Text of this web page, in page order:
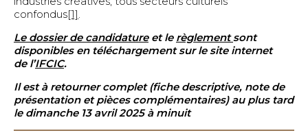
Séparateur
Entreprises culturelles (tous secteurs)
confondus[1]
Le dossier de candidatureet le règlementsont
disponibles en téléchargement sur le site internet
de l’IFCIC.
Il est à retourner complet (fiche descriptive, note de
présentation et pièces complémentaires) au plus tard
le dimanche 13 avril 2025 à minuit